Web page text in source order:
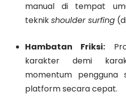
manual di tempat
teknikshoulder surfing
Hambatan Friksi:
karakter demi
momentum pengguna
platform secara cepat.